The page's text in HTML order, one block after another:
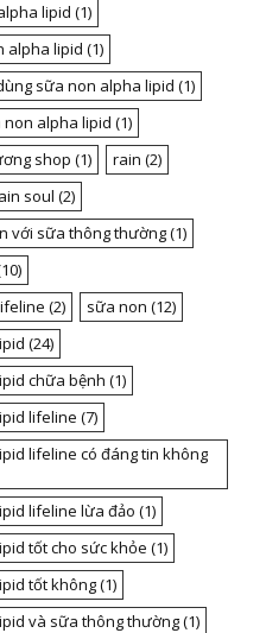
lipid (1)
alpha lipid (1)
sữa non alpha lipid (1)
alpha lipid (1)
shop (1) rain (2)
soul (2)
với sữa thông thường(1)
(2) sữa non (12)
(24)
chữa bệnh (1)
lifeline (7)
lifeline có đáng tin không
lifeline lừa đảo (1)
tốt cho sức khỏe (1)
tốt không(1)
và sữa thông thường(1)